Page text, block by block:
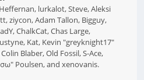
lurkalot, Steve, Aleksi
ziycon, Adam Tallon, Bigguy,
ChalkCat, Chas Large,
Kat, Kevin "greyknight17"
Blaber, Old Fossil, S-Ace,
Poulsen, and xenovanis.